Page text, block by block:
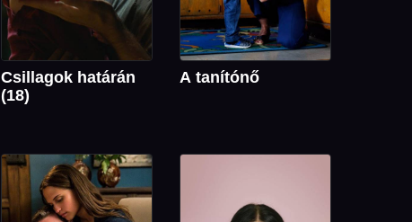
Csillagok határán
(18)
A tanítónő